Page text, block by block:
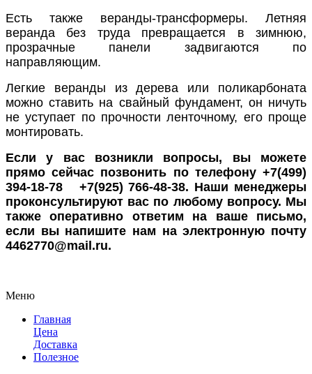
Есть также веранды-трансформеры. Летняя
веранда без труда превращается в зимнюю,
прозрачные панели задвигаются по
направляющим.
Легкие веранды из дерева или поликарбоната
можно ставить на свайный фундамент, он ничуть
не уступает по прочности ленточному, его проще
монтировать.
Если у вас возникли вопросы, вы можете
прямо сейчас позвонить по телефону +7(499)
394-18-78 +7(925) 766-48-38. Наши менеджеры
проконсультируют вас по любому вопросу. Мы
также оперативно ответим на ваше письмо,
если вы напишите нам на электронную почту
4462770@mail.ru.
Меню
Главная
Цена
Доставка
Полезное